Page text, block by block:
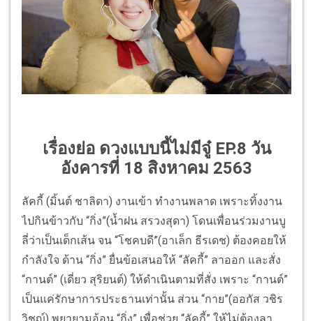
เรื่องย่อ ดวงแบบนี้ไม่มีจู๋ EP.8 วัน
อังคารที่ 18 สิงหาคม 2563
ลัคกี้ (มิ้นต์ ชาลิดา) งานเข้า ทำงานพลาด เพราะทิ้งงาน
ไปกินข้าวกับ “กิ่ง”(น้ำฝน สรวงสุดา) โดนเพื่อนร่วมงานบู
ลี่ว่าเป็นเด็กเส้น จน “โชคบดี”(อาเล็ก ธีรเดช) ต้องคอยให้
กำลังใจ ด้าน “กิ่ง” ยื่นข้อเสนอให้ “ลัคกี้” ลาออก และสั่ง
“กานต์” (เดี่ยว สุริยนต์) ให้ดำเนินตามที่สั่ง เพราะ “กานต์”
เป็นแค่รักษาการประธานเท่านั้น ส่วน “กาย”(ออกัส วชิร
วิชญ์) พยายามอ้อน “กิ่ง” เพื่อช่วย “ลัคกี้” ให้ไม่ต้องลา